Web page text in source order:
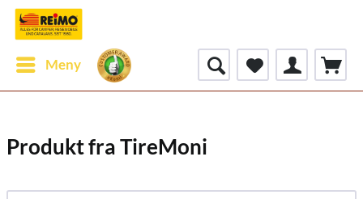
Meny
Produkt fra TireMoni